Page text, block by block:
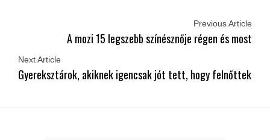
Previous Article
A mozi 15 legszebb színésznője régen és most
Next Article
Gyereksztárok, akiknek igencsak jót tett, hogy felnőttek